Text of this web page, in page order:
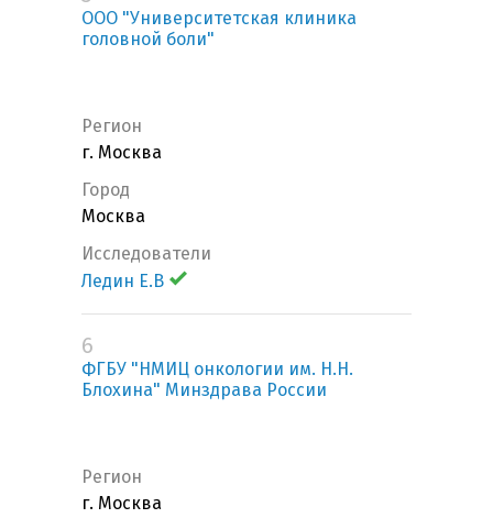
ООО "Университетская клиника
головной боли"
Регион
г. Москва
Город
Москва
Исследователи
Ледин Е.В
6
ФГБУ "НМИЦ онкологии им. Н.Н.
Блохина" Минздрава России
Регион
г. Москва